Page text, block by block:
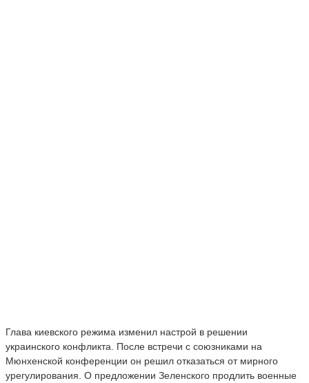
Глава киевского режима изменил настрой в решении
украинского конфликта. После встречи с союзниками на
Мюнхенской конференции он решил отказаться от мирного
урегулирования. О предложении Зеленского продлить военные